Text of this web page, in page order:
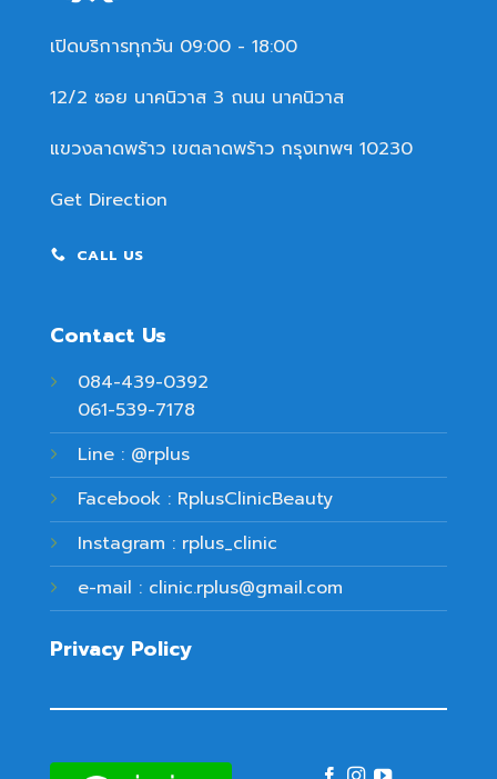
เปิดบริการทุกวัน 09:00 - 18:00
12/2 ซอย นาคนิวาส 3 ถนน นาคนิวาส
แขวงลาดพร้าว เขตลาดพร้าว กรุงเทพฯ 10230
Get Direction
CALL US
Contact Us
084-439-0392
061-539-7178
Line : @rplus
Facebook : RplusClinicBeauty
Instagram : rplus_clinic
e-mail : clinic.rplus@gmail.com
Privacy Policy